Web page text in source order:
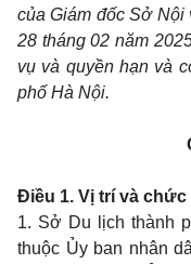
của Giám đốc Sở Nội
28 tháng 02 năm
vụ và quyền hạn và
phố Hà Nội.
Điều 1. Vị trí và chức
1. Sở Du lịch thành
thuộc Ủy ban nhân